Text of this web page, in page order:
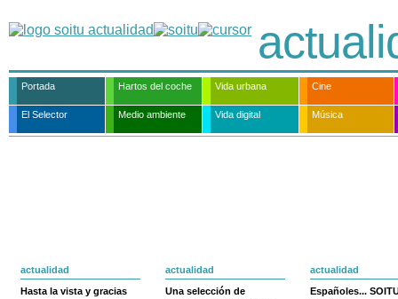
Portada Hartos del coche Vida urbana Cine
El Selector Medio ambiente Vida digital Música
actualidad
Hasta la vista y gracias
actualidad
Una selección de
actualidad
Españoles...